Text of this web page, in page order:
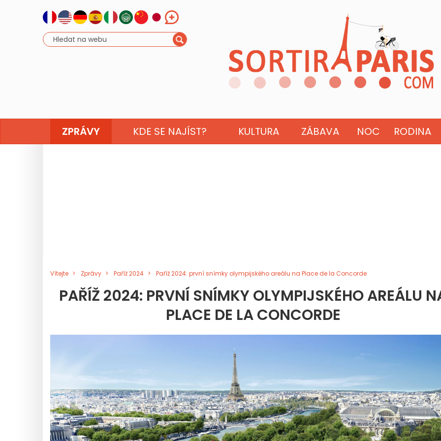
ZPRÁVY KDE SE NAJÍST? KULTURA ZÁBAVA NOC RODINA
Vítejte Zprávy Paříž 2024 Paříž 2024: první snímky olympijského areálu na Place de la Concorde
PAŘÍŽ 2024: PRVNÍ SNÍMKY OLYMPIJSKÉHO AREÁLU
PLACE DE LA CONCORDE